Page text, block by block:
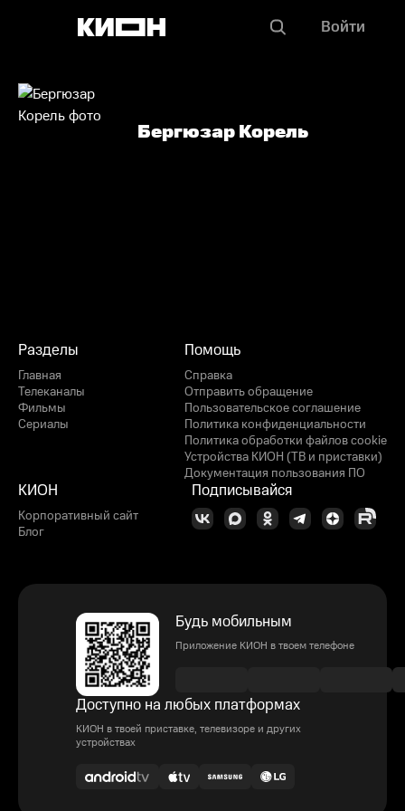
Войти
Бергюзар Корель
Разделы
Главная
Телеканалы
Фильмы
Сериалы
Помощь
Справка
Отправить обращение
Пользовательское соглашение
Политика конфиденциальности
Политика обработки файлов cookie
Устройства КИОН (ТВ и приставки)
Документация пользования ПО
КИОН
Корпоративный сайт
Блог
Подписывайся
Будь мобильным
Приложение КИОН в твоем телефоне
Доступно на любых платформах
КИОН в твоей приставке, телевизоре и других
устройствах